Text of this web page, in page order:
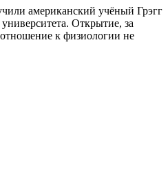
американский учёный Грэгг
Открытие, за
к физиологии не